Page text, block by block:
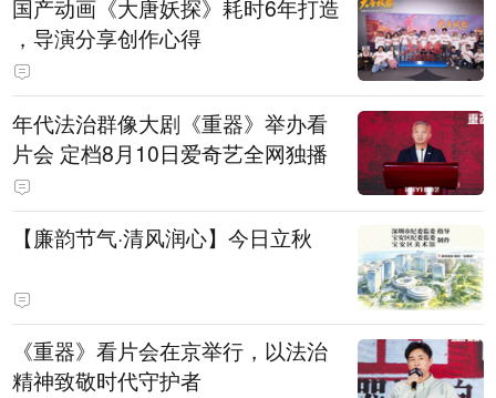
国产动画《大唐妖探》耗时6年打造
，导演分享创作心得
年代法治群像大剧《重器》举办看
片会 定档8月10日爱奇艺全网独播
【廉韵节气·清风润心】今日立秋
《重器》看片会在京举行，以法治
精神致敬时代守护者